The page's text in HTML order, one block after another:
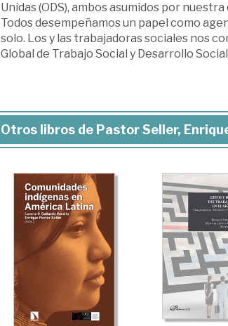
Unidas (ODS), ambos asumidos por
Todos desempeñamos un papel como
solo. Los y las trabajadoras sociales nos
Global de Trabajo Social y Desarrollo
Otros libros de Pastor Seller,